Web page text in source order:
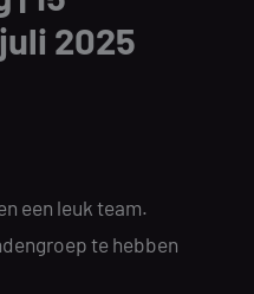
2025
een leuk team.
te hebben